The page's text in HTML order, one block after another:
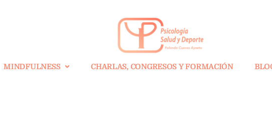
MINDFULNESS CHARLAS, CONGRESOS Y FORMACIÓN